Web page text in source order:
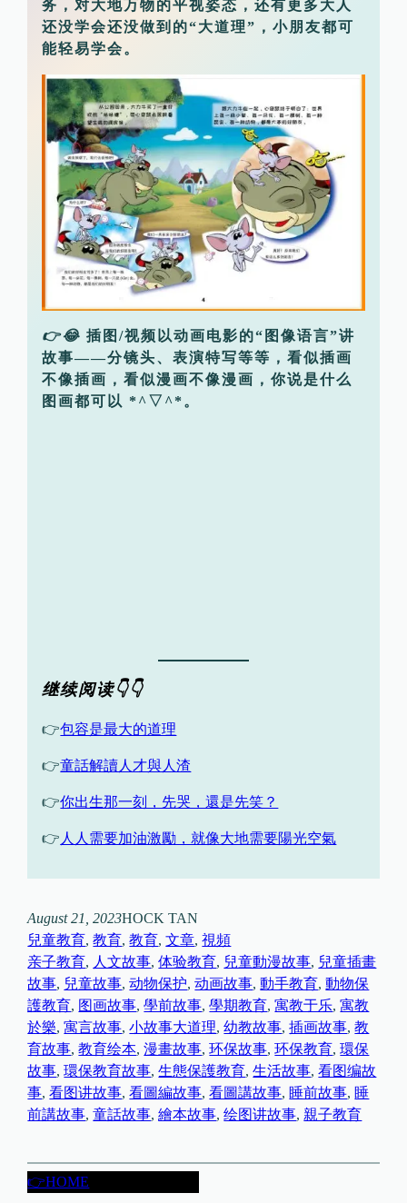
务，对大地万物的平视姿态，还有更多大人
还没学会还没做到的“大道理”，小朋友都可
能轻易学会。
👉😂 插图/视频以动画电影的“图像语言”讲
故事——分镜头、表演特写等等，看似插画
不像插画，看似漫画不像漫画，你说是什么
图画都可以 *^▽^*。
继续阅读👇👇
👉包容是最大的道理
👉童話解讀人才與人渣
👉你出生那一刻，先哭，還是先笑？
👉 人人需要加油激勵，就像大地需要陽光空氣
August 21, 2023HOCK TAN
兒童教育, 教育, 教育, 文章, 視頻
亲子教育, 人文故事, 体验教育, 兒童動漫故事, 兒童插畫
故事, 兒童故事, 动物保护, 动画故事, 動手教育, 動物保
護教育, 图画故事, 學前故事, 學期教育, 寓教于乐, 寓教
於樂, 寓言故事, 小故事大道理, 幼教故事, 插画故事, 教
育故事, 教育绘本, 漫畫故事, 环保故事, 环保教育, 環保
故事, 環保教育故事, 生態保護教育, 生活故事, 看图编故
事, 看图讲故事, 看圖編故事, 看圖講故事, 睡前故事, 睡
前講故事, 童話故事, 繪本故事, 绘图讲故事, 親子教育
👉HOME